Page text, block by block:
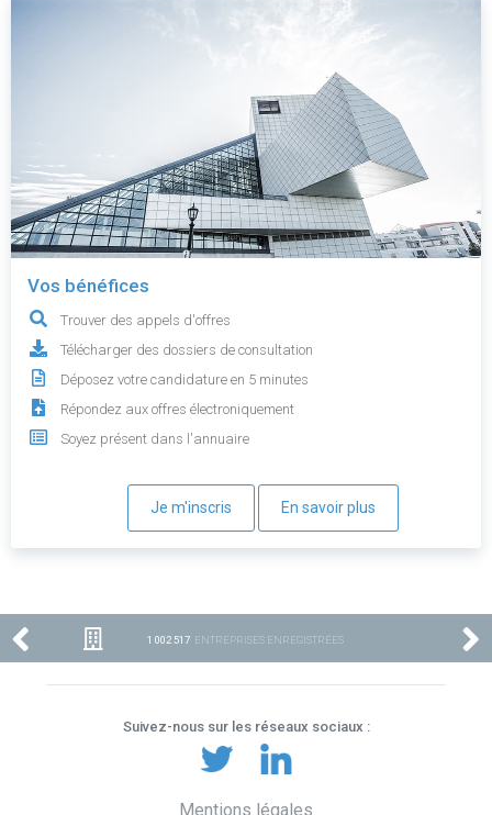
Vos bénéfices
Trouver des appels d'offres
Télécharger des dossiers de consultation
Déposez votre candidature en 5 minutes
Répondez aux offres électroniquement
Soyez présent dans l'annuaire
Je m'inscris En savoir plus
1 002 517 ENTREPRISES ENREGISTRÉES
Suivez-nous sur les réseaux sociaux :
Mentions légales